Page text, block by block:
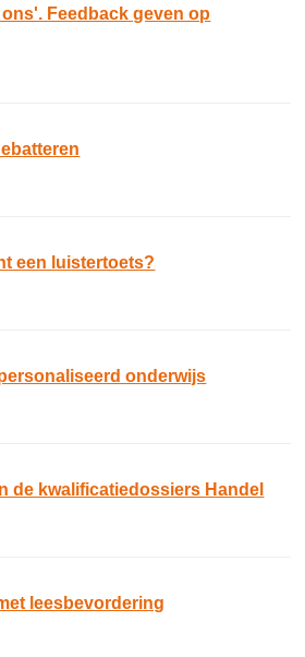
Feedback geven op
een luistertoets?
onderwijs
de kwalificatiedossiers Handel
leesbevordering